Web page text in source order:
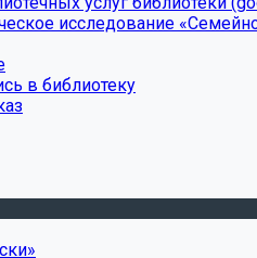
исследование
в библиотеку